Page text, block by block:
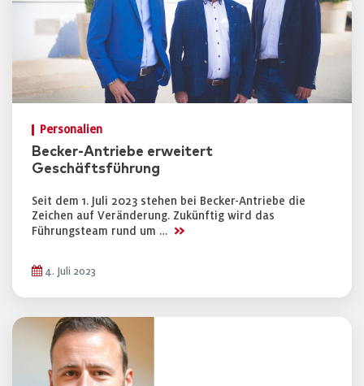
Personalien
Becker-Antriebe erweitert
Geschäftsführung
Seit dem 1. Juli 2023 stehen bei Becker-Antriebe die
Zeichen auf Veränderung. Zukünftig wird das
Führungsteam rund um … >>
4. Juli 2023